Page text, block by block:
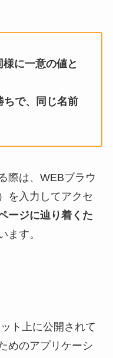
様に一意の値と
ちで、同じ名前
際は、WEBブラウ
を入力してアクセ
ージに辿り着くた
ます。
ト上に公開されて
めのアプリケーシ